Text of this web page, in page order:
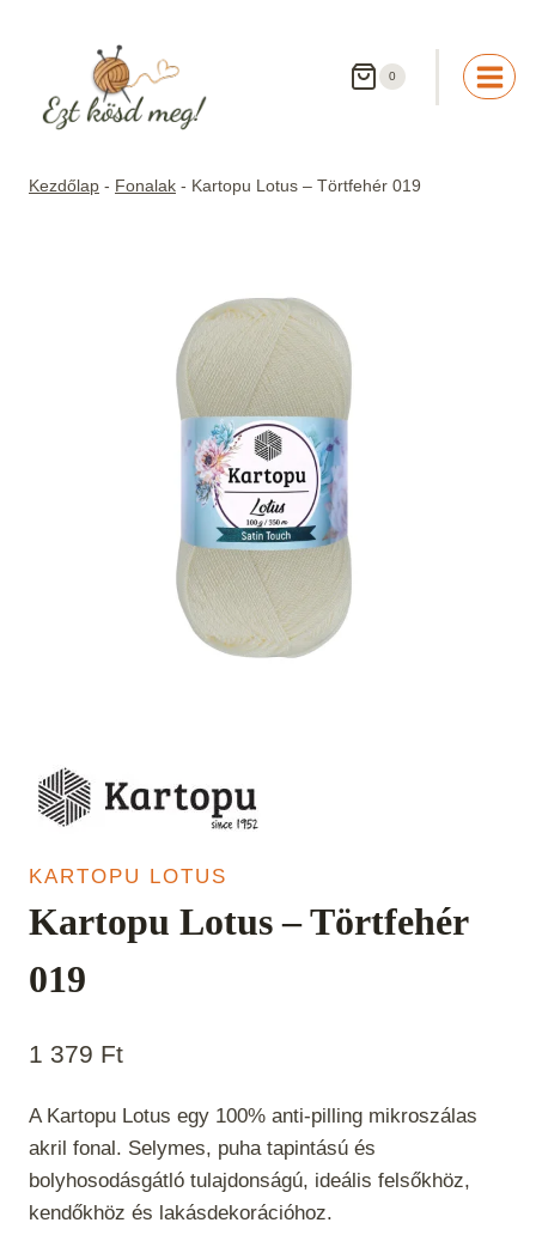
0
Kezdőlap - Fonalak - Kartopu Lotus – Törtfehér 019
KARTOPU LOTUS
Kartopu Lotus – Törtfehér
019
1 379 Ft
A Kartopu Lotus egy 100% anti-pilling mikroszálas
akril fonal. Selymes, puha tapintású és
bolyhosodásgátló tulajdonságú, ideális felsőkhöz,
kendőkhöz és lakásdekorációhoz.